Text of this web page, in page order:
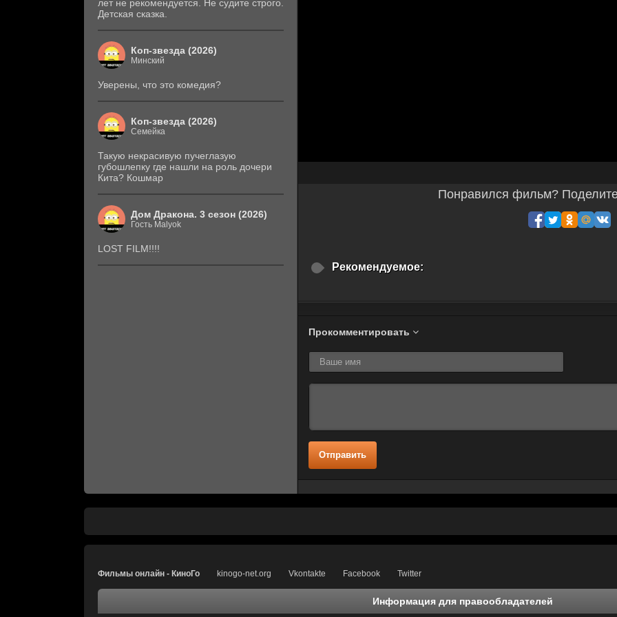
Понравился фильм?
Рекомендуемое:
Прокомментировать
Отправить
лет не рекомендуется. Не судите строго.
Детская сказка.
Коп-звезда (2026)
Минский
Уверены, что это комедия?
Коп-звезда (2026)
Семейка
Такую некрасивую пучеглазую
губошлепку где нашли на роль дочери
Кита? Кошмар
Дом Дракона. 3 сезон (2026)
Гость Malyok
LOST FILM!!!!
Фильмы онлайн - КиноГо kinogo-net.org Vkontakte Facebook Twitter
Информация для правообладателей